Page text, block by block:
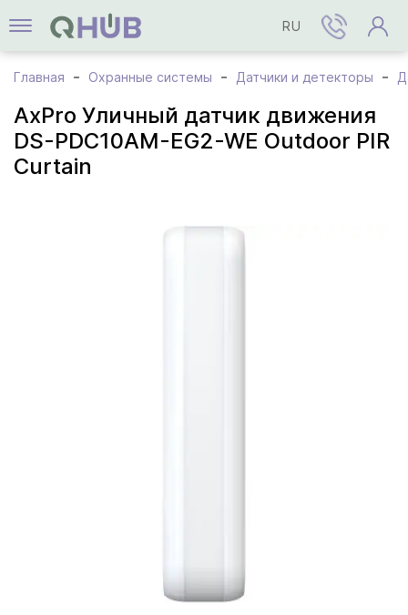
RU
Главная Охранные системы Датчики и детекторы
AxPro Уличный датчик движения
DS-PDC10AM-EG2-WE Outdoor PIR
Curtain